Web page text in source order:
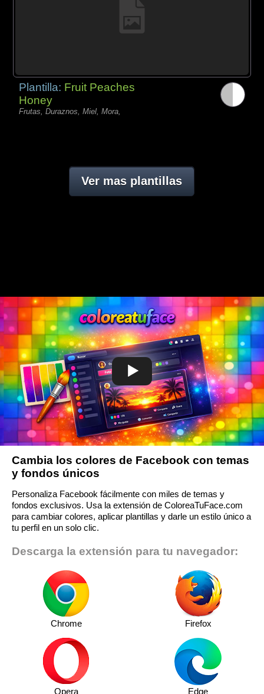
Plantilla: Fruit Peaches
Honey
Frutas, Duraznos, Miel, Mora,
Ver mas plantillas
Cambia los colores de Facebook con temas
y fondos únicos
Personaliza Facebook fácilmente con miles de temas y
fondos exclusivos. Usa la extensión de ColoreaTuFace.com
para cambiar colores, aplicar plantillas y darle un estilo único a
tu perfil en un solo clic.
Descarga la extensión para tu navegador:
Chrome Firefox
Opera Edge